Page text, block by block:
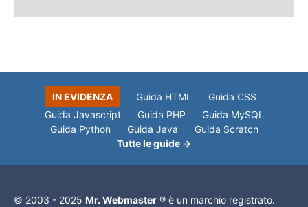
IN EVIDENZA Guida HTML
Guida CSS
Guida Javascript
Guida PHP
Guida MySQL
Guida Python
Guida Java
Guida Scratch
Tutte le guide →
© 2003 - 2025 Mr. Webmaster ® è un marchio registrato.